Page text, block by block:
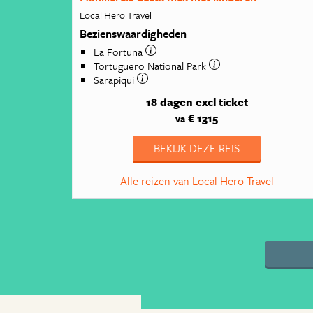
Local Hero Travel
Bezienswaardigheden
La Fortuna
Tortuguero National Park
Sarapiqui
18 dagen excl ticket
va € 1315
BEKIJK DEZE REIS
Alle reizen van Local Hero Travel